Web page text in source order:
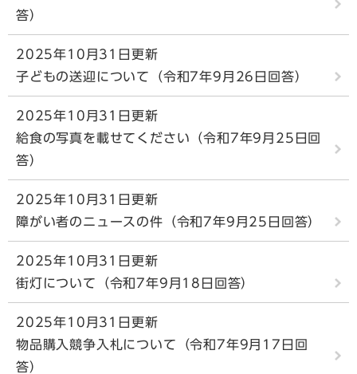
答）
2025年10月31日更新
子どもの送迎について（令和7年9月26日回答）
2025年10月31日更新
給食の写真を載せてください（令和7年9月25日回
答）
2025年10月31日更新
障がい者のニュースの件（令和7年9月25日回答）
2025年10月31日更新
街灯について（令和7年9月18日回答）
2025年10月31日更新
物品購入競争入札について（令和7年9月17日回
答）